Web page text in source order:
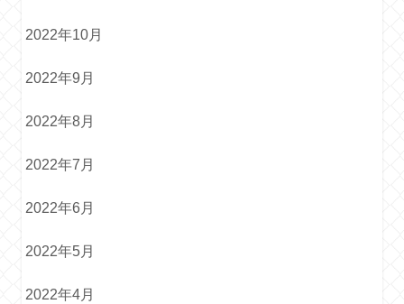
2022年10月
2022年9月
2022年8月
2022年7月
2022年6月
2022年5月
2022年4月